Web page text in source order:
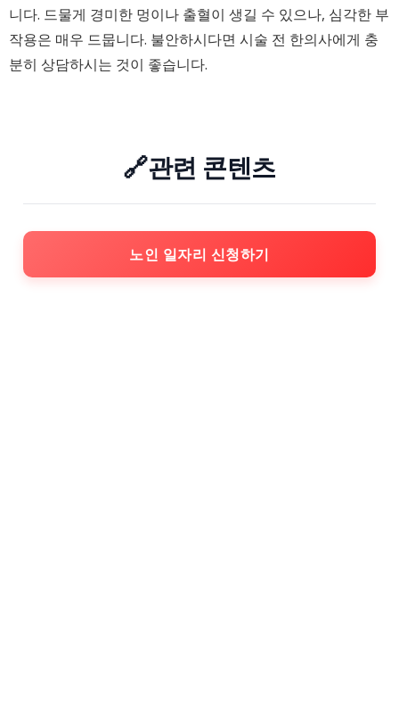
니다. 드물게 경미한 멍이나 출혈이 생길 수 있으나, 심각한 부
작용은 매우 드뭅니다. 불안하시다면 시술 전 한의사에게 충
분히 상담하시는 것이 좋습니다.
🔗관련 콘텐츠
노인 일자리 신청하기